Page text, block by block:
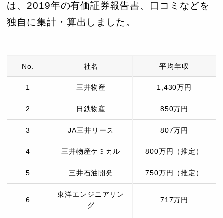
は、2019年の有価証券報告書、口コミなどを
独自に集計・算出しました。
No. 社名 平均年収
1 三井物産 1,430万円
2 日鉄物産 850万円
3 JA三井リース 807万円
4 三井物産ケミカル 800万円（推定）
5 三井石油開発 750万円（推定）
6
東洋エンジニアリン
グ
717万円